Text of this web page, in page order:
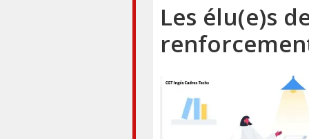
Les élu(e)s